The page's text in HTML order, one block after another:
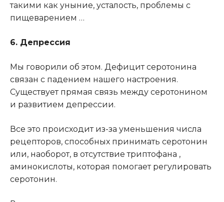
такими как уныние, усталость, проблемы с
пищеварением …
6. Депрессия
Мы говорили об этом. Дефицит серотонина
связан с падением нашего настроения.
Существует прямая связь между серотонином
и развитием депрессии.
Все это происходит из-за уменьшения числа
рецепторов, способных принимать серотонин
или, наоборот, в отсутствие триптофана ,
аминокислоты, которая помогает регулировать
серотонин.